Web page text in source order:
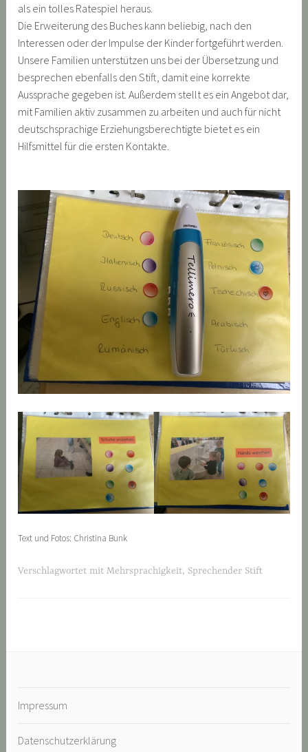
als ein tolles Ratespiel heraus.
Die Erweiterung des Buches kann beliebig, nach den
Interessen oder der Impulse der Kinder fortgeführt werden.
Unsere Familien unterstützen uns bei der Übersetzung und
besprechen ebenfalls den Stift, damit eine korrekte
Aussprache gegeben ist. Außerdem stellt es ein Angebot dar,
mit Familien aktiv zusammen zu arbeiten und auch für nicht
deutschsprachige Erziehungsberechtigte bietet es ein
Hilfsmittel für die ersten Kontakte.
Text und Fotos: Christina Bunk
Verschlagwortet mitMehrsprachigkeit, Sprechender Stift
Impressum
Datenschutzerklärung